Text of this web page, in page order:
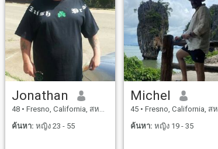
Jonathan
48 • Fresno, California, สหรัฐอเมริกา
ค้นหา: หญิง 23 - 55
Michel
45 • Fresno, California, สหรัฐอเมริกา
ค้นหา: หญิง 19 - 35